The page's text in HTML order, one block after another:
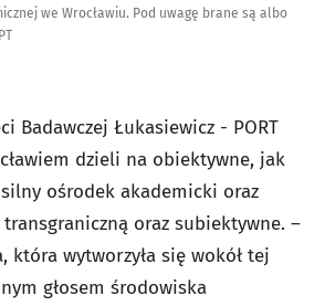
we Wrocławiu. Pod uwagę brane są albo
Badawczej Łukasiewicz - PORT
dzieli na obiektywne, jak
ośrodek akademicki oraz
oraz subiektywne. –
która wytworzyła się wokół tej
głosem środowiska